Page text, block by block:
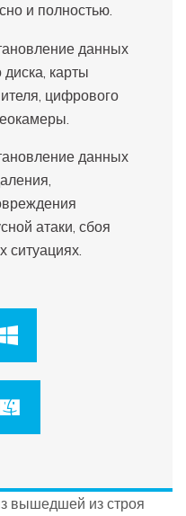
и полностью.
данных
диска, карты
цифрового
данных
атаки, сбоя
ситуациях.
вышедшей из строя